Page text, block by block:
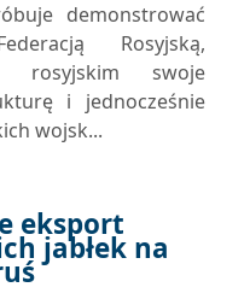
demonstrować
Rosyjską,
rosyjskim swoje
i jednocześnie
wojsk...
eksport
jabłek na